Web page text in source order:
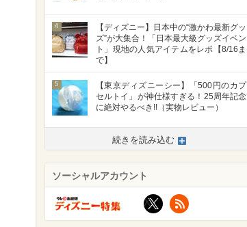
4
【ディズニー】日本中の“激かわ最新グッ
ズ”が大集合！「日本最大級グッズイベン
ト」現地の人気アイテムをレポ【8/16ま
で】
5
【東京ディズニーシー】「500円のカプ
セルトイ」が神仕様すぎる！25周年記念
に絶対やるべき!!（実物レビュー）
続きを読み込む
ソーシャルアカウント
X